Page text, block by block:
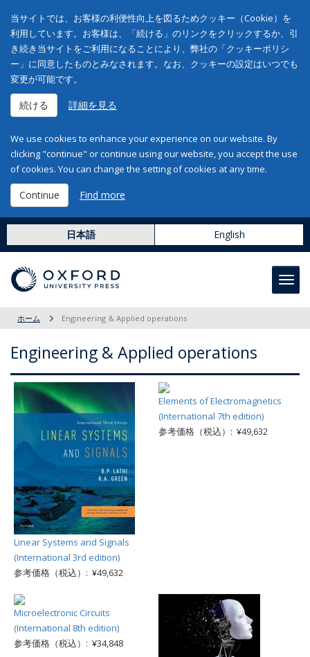
当サイトでは、お客様の利便性向上を図るためクッキー（Cookie）を
利用しています。お客様は、「続ける」のリンクをクリックするか、引
き続き当サイトをご利用になることにより、弊社の「クッキーポリシ
ー」に同意したものとみなされます。なお、クッキーの設定はいつでも
変更が可能です。
続ける 詳細を見る
We use cookies to enhance your experience on our website. By
clicking "continue" or continue using our website, you accept the use
of cookies. You can change the setting of cookies at any time.
Continue Find more
日本語 English
ホーム Engineering & Applied operations
Engineering & Applied operations
Linear Systems and Signals
(International 3rd edition)
参考価格（税込）: ¥49,632
Elements of Electromagnetics
(International 7th edition)
参考価格（税込）: ¥49,632
Microelectronic Circuits
(International 8th edition)
参考価格（税込）: ¥34,848